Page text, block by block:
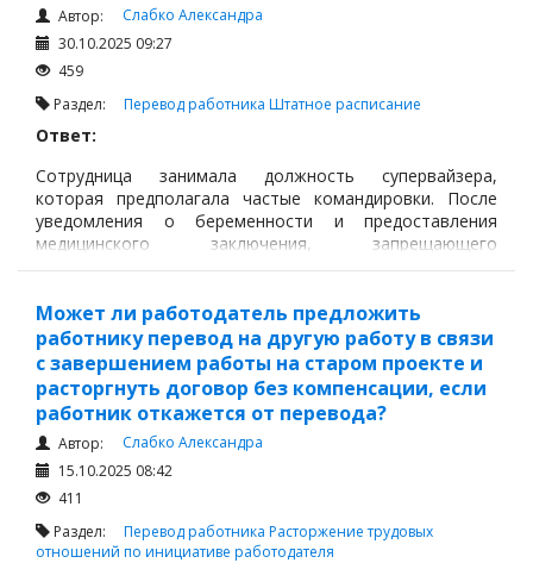
Автор:
Слабко Александра
30.10.2025 09:27
459
Раздел: Перевод работника Штатное расписание
Ответ:
Сотрудница занимала должность супервайзера,
которая предполагала частые командировки. После
уведомления о беременности и предоставления
медицинского заключения, запрещающего
командировки и перелеты на 6 месяцев, она была
медицинского представителя с сохранением оклада
супервайзера.
Может ли работодатель предложить
работнику перевод на другую работу в связи
с завершением работы на старом проекте и
расторгнуть договор без компенсации, если
работник откажется от перевода?
Автор:
Слабко Александра
15.10.2025 08:42
411
Раздел: Перевод работника Расторжение трудовых
отношений по инициативе работодателя